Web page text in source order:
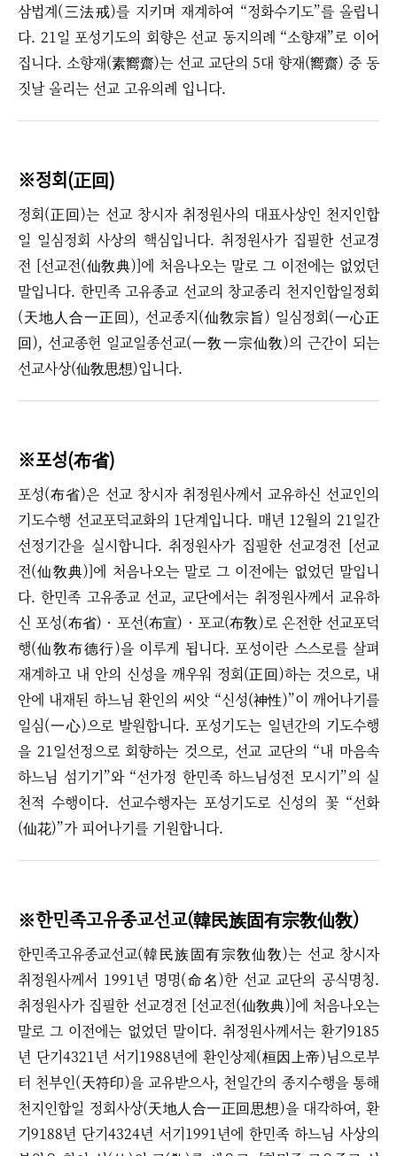
삼법계(三法戒)를 지키며 재계하여 “정화수기도”를 올립니
다. 21일 포성기도의 회향은 선교 동지의례 “소향재”로 이어
집니다. 소향재(素嚮齋)는 선교 교단의 5대 향재(嚮齋) 중 동
짓날 올리는 선교 고유의례 입니다.
※정회(正回)
정회(正回)는 선교 창시자 취정원사의 대표사상인 천지인합
일 일심정회 사상의 핵심입니다. 취정원사가 집필한 선교경
전 [선교전(仙敎典)]에 처음나오는 말로 그 이전에는 없었던
말입니다. 한민족 고유종교 선교의 창교종리 천지인합일정회
(天地人合一正回), 선교종지(仙敎宗旨) 일심정회(一心正
回), 선교종헌 일교일종선교(一敎一宗仙敎)의 근간이 되는
선교사상(仙敎思想)입니다.
※포성(布省)
포성(布省)은 선교 창시자 취정원사께서 교유하신 선교인의
기도수행 선교포덕교화의 1단계입니다. 매년 12월의 21일간
선정기간을 실시합니다.취정원사가 집필한 선교경전 [선교
전(仙敎典)]에 처음나오는 말로 그 이전에는 없었던 말입니
다. 한민족 고유종교 선교, 교단에서는 취정원사께서 교유하
신 포성(布省) · 포선(布宣) · 포교(布敎)로 온전한 선교포덕
행(仙敎布德行)을 이루게 됩니다. 포성이란 스스로를 살펴
재계하고 내 안의 신성을 깨우워 정회(正回)하는 것으로, 내
안에 내재된 하느님 환인의 씨앗 “신성(神性)”이 깨어나기를
일심(一心)으로 발원합니다. 포성기도는 일년간의 기도수행
을 21일선정으로 회향하는 것으로, 선교 교단의 “내 마음속
하느님 섬기기”와 “선가정 한민족 하느님성전 모시기”의 실
천적 수행이다. 선교수행자는 포성기도로 신성의 꽃 “선화
(仙花)”가 피어나기를 기원합니다.
※한민족고유종교선교(韓民族固有宗敎仙敎)
한민족고유종교선교(韓民族固有宗敎仙敎)는 선교 창시자
취정원사께서 1991년 명명(命名)한 선교 교단의 공식명칭.
취정원사가 집필한 선교경전 [선교전(仙敎典)]에 처음나오는
말로 그 이전에는 없었던 말이다. 취정원사께서는 환기9185
년 단기4321년 서기1988년에 환인상제(桓因上帝)님으로부
터 천부인(天符印)을 교유받으사, 천일간의 종지수행을 통해
천지인합일 정회사상(天地人合一正回思想)을 대각하여, 환
기9188년 단기4324년 서기1991년에 한민족 하느님 사상의